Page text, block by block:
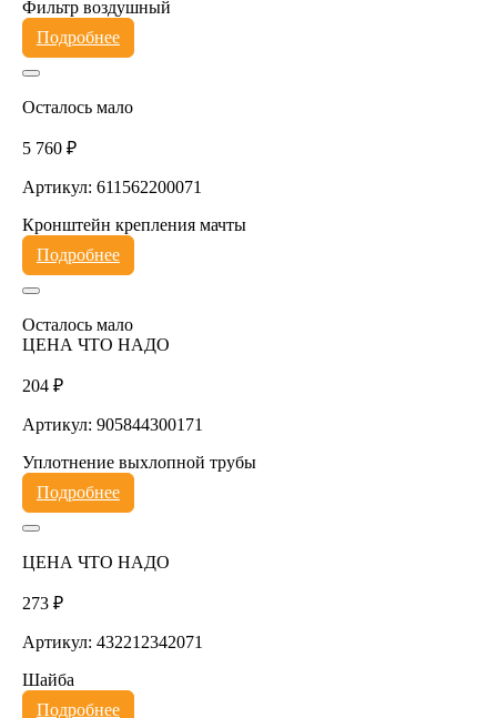
Фильтр воздушный
Подробнее
Осталось мало
5 760 ₽
Артикул: 611562200071
Кронштейн крепления мачты
Подробнее
Осталось мало
ЦЕНА ЧТО НАДО
204 ₽
Артикул: 905844300171
Уплотнение выхлопной трубы
Подробнее
ЦЕНА ЧТО НАДО
273 ₽
Артикул: 432212342071
Шайба
Подробнее